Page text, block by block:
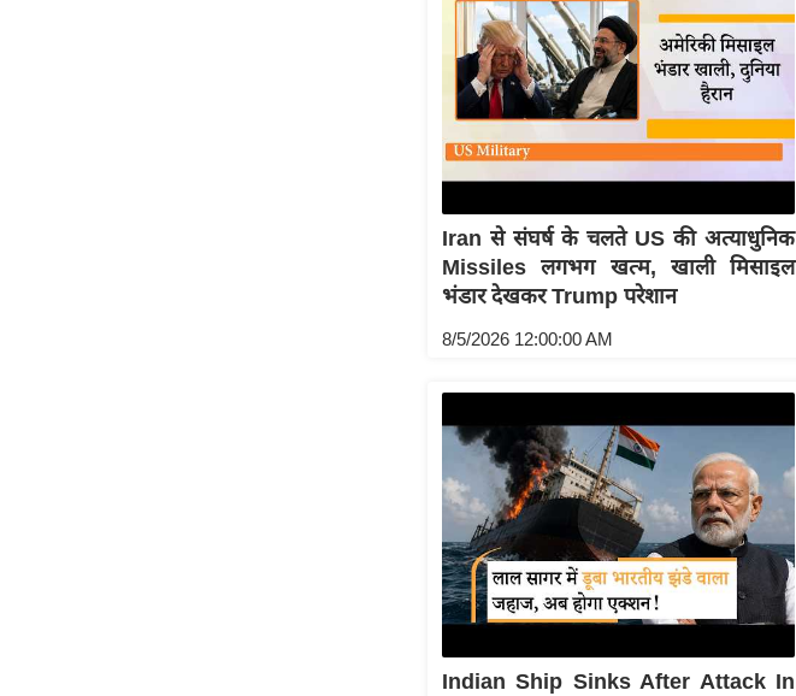
Iran से संघर्ष के चलते US की अत्याधुनिक
Missiles लगभग खत्म, खाली मिसाइल
भंडार देखकर Trump परेशान
8/5/2026 12:00:00 AM
Indian Ship Sinks After Attack In